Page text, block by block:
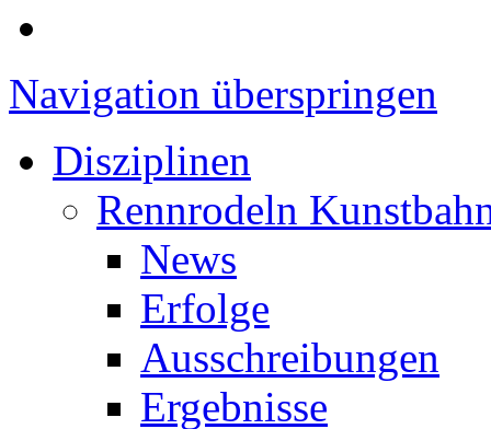
Navigation überspringen
Disziplinen
Rennrodeln
News
Erfolge
Ausschreibungen
Ergebnisse